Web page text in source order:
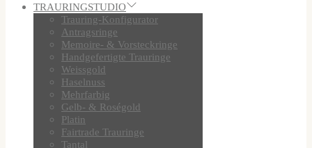
TRAURINGSTUDIO
Trauring-Konfigurator
Antragsringe
Memoire- & Vorsteckringe
Handgefertigte Trauringe
Weissgold
Haselnuss
Mehrfarbig
Gelb- & Roségold
Platin
Fairtrade Trauringe
Tantal